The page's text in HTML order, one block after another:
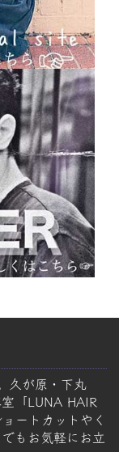
久が原・下丸
「LUNA HAIR
ートカットやく
もお気軽にお立